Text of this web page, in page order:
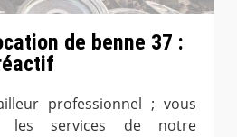
de benne 37 :
professionnel ; vous
les services de notre